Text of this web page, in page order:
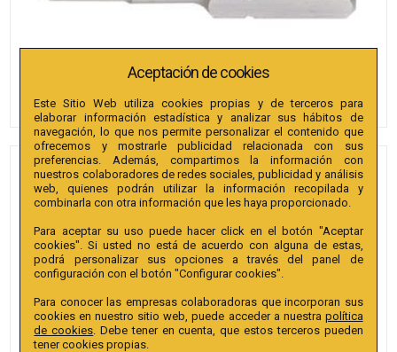
PUNTAS BIANDITZ
HEXAGONAL 5 X 30MM 5/16"
Referencia:241452
Colección
Punta Hex. 30mm 5/16"" extra
EAN13:
Aceptación de cookies
Este Sitio Web utiliza cookies propias y de terceros para
elaborar información estadística y analizar sus hábitos de
navegación, lo que nos permite personalizar el contenido que
ofrecemos y mostrarle publicidad relacionada con sus
preferencias. Además, compartimos la información con
nuestros colaboradores de redes sociales, publicidad y análisis
web, quienes podrán utilizar la información recopilada y
combinarla con otra información que les haya proporcionado.
Para aceptar su uso puede hacer click en el botón "Aceptar
cookies". Si usted no está de acuerdo con alguna de estas,
podrá personalizar sus opciones a través del panel de
configuración con el botón "Configurar cookies".
Para conocer las empresas colaboradoras que incorporan sus
cookies en nuestro sitio web, puede acceder a nuestra política
de cookies . Debe tener en cuenta, que estos terceros pueden
tener cookies propias.